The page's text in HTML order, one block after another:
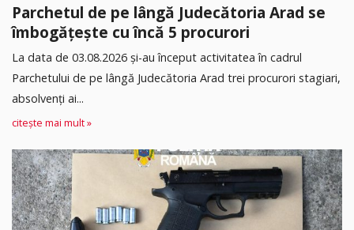
Parchetul de pe lângă Judecătoria Arad se
îmbogățește cu încă 5 procurori
La data de 03.08.2026 şi-au început activitatea în cadrul
Parchetului de pe lângă Judecătoria Arad trei procurori stagiari,
absolvenţi ai...
citește mai mult »